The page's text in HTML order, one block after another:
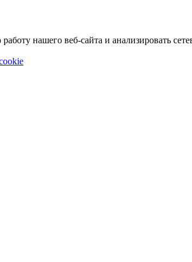
нашего веб-сайта и анализировать